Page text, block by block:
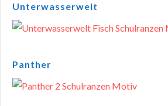
Unterwasserwelt
Panther